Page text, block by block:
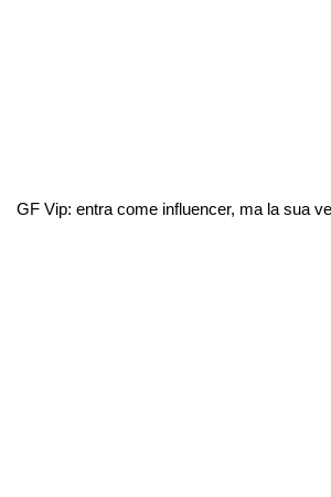
GF Vip: entra come influencer, ma la sua